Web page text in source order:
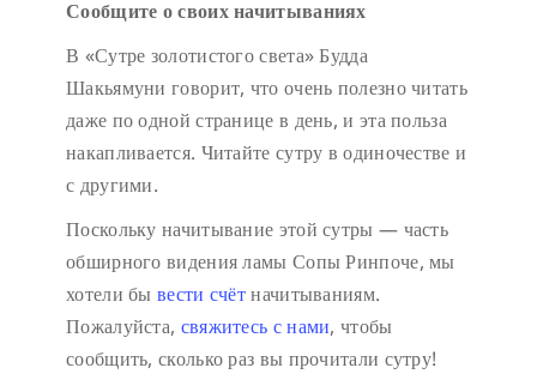
Сообщите о своих начитываниях
В «Сутре золотистого света» Будда
Шакьямуни говорит, что очень полезно читать
даже по одной странице в день, и эта польза
накапливается. Читайте сутру в одиночестве и
с другими.
Поскольку начитывание этой сутры — часть
обширного видения ламы Сопы Ринпоче, мы
хотели бы вести счётначитываниям.
Пожалуйста, свяжитесь с нами, чтобы
сообщить, сколько раз вы прочитали сутру!